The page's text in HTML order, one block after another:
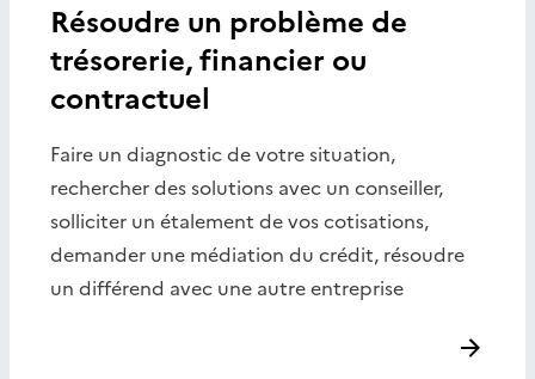
Résoudre un problème de
trésorerie, financier ou
contractuel
Faire un diagnostic de votre situation,
rechercher des solutions avec un conseiller,
solliciter un étalement de vos cotisations,
demander une médiation du crédit, résoudre
un différend avec une autre entreprise